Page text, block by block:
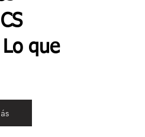
que